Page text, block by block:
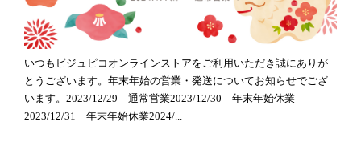
いつもビジュピコオンラインストアをご利用いただき誠にありが
とうございます。年末年始の営業・発送についてお知らせでござ
います。2023/12/29 通常営業2023/12/30 年末年始休業
2023/12/31 年末年始休業2024/...